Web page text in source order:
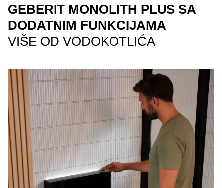
GEBERIT MONOLITH PLUS SA
DODATNIM FUNKCIJAMA
VIŠE OD VODOKOTLIĆA